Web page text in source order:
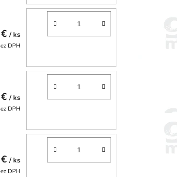
/ ks
DPH
/ ks
DPH
/ ks
DPH